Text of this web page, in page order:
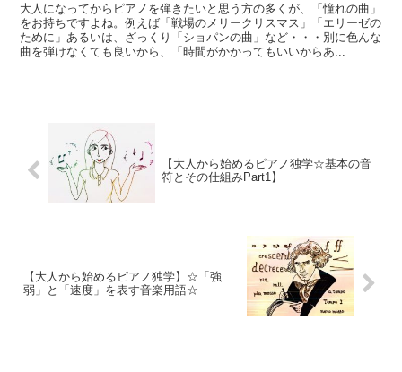
大人になってからピアノを弾きたいと思う方の多くが、「憧れの曲」
をお持ちですよね。例えば「戦場のメリークリスマス」「エリーゼの
ために」あるいは、ざっくり「ショパンの曲」など・・・別に色んな
曲を弾けなくても良いから、「時間がかかってもいいからあ...
【大人から始めるピアノ独学☆基本の音
符とその仕組みPart1】
【大人から始めるピアノ独学】☆「強
弱」と「速度」を表す音楽用語☆